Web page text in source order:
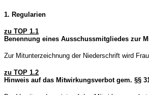
1. Regularien
zu TOP 1.1
Benennung eines Ausschussmitgliedes zur
Zur Mitunterzeichnung der Niederschrift wird
zu TOP 1.2
Hinweis auf das Mitwirkungsverbot gem. §§